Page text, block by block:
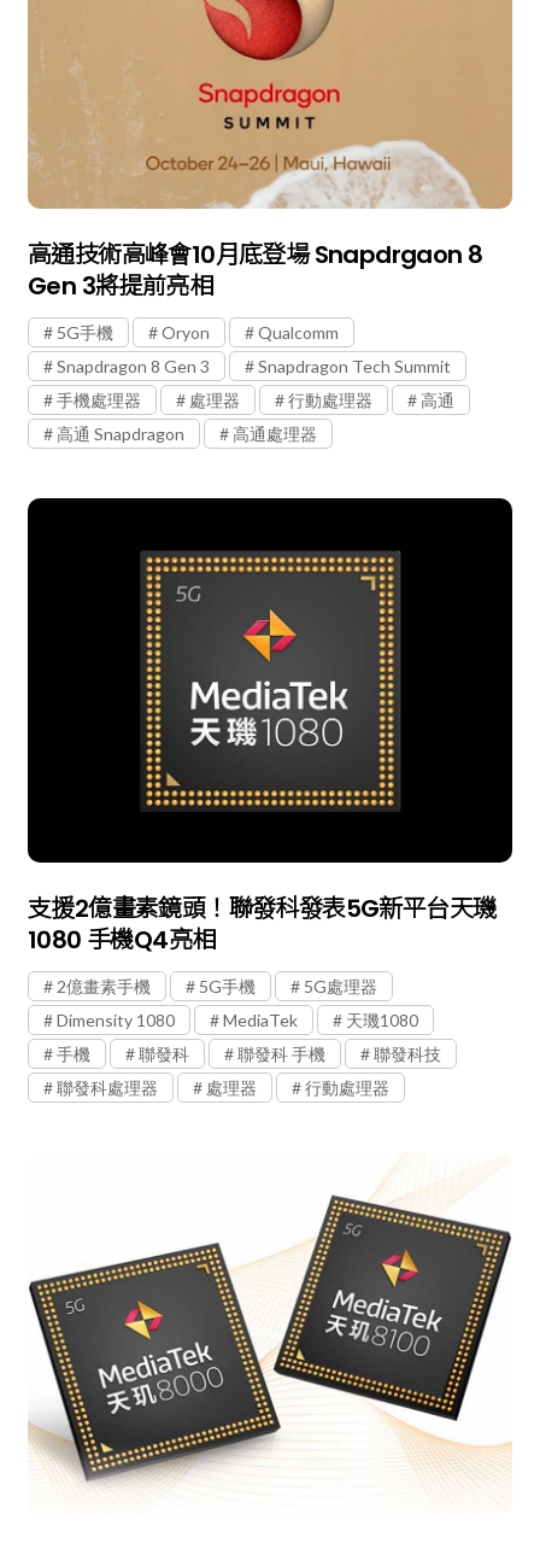
高通技術高峰會10月底登場 Snapdrgaon 8
Gen 3將提前亮相
5G手機 Oryon
Qualcomm
Snapdragon 8 Gen 3
Snapdragon Tech Summit
手機處理器
處理器 行動處理器
高通
高通 Snapdragon
高通處理器
支援2億畫素鏡頭！聯發科發表5G新平台天璣
1080 手機Q4亮相
2億畫素手機 5G手機
5G處理器
Dimensity 1080
MediaTek
天璣1080
手機
聯發科 聯發科 手機
聯發科技
聯發科處理器
處理器 行動處理器